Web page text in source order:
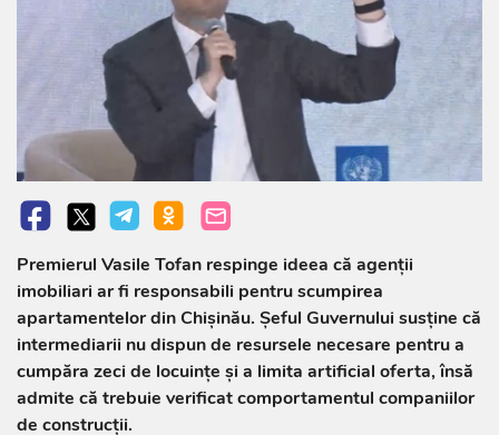
Premierul Vasile Tofan respinge ideea că agenții
imobiliari ar fi responsabili pentru scumpirea
apartamentelor din Chișinău. Șeful Guvernului susține că
intermediarii nu dispun de resursele necesare pentru a
cumpăra zeci de locuințe și a limita artificial oferta, însă
admite că trebuie verificat comportamentul companiilor
de construcții.